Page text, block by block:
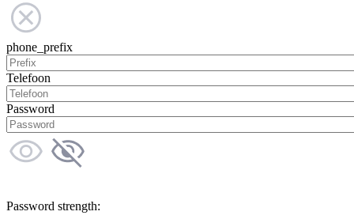
phone_prefix
Telefoon
Password
Password strength: